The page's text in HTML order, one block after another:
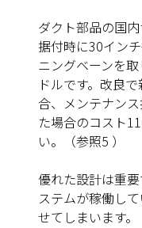
ダクト部品の国
据付時に30イン
ニングベーンを
ドルです。改良
合、メンテナン
た場合のコスト
い。（参照5 ）
優れた設計は重
ステムが稼働し
せてしまいます。